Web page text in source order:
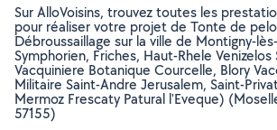
Sur AlloVoisins, trouvez toutes les
pour réaliser votre projet de Tonte de
Débroussaillage sur la ville de Montigny-
Symphorien, Friches, Haut-Rhele Venizelos
Vacquiniere Botanique Courcelle, Blory
Militaire Saint-Andre Jerusalem, Saint-
Mermoz Frescaty Patural l'Eveque)
57155)